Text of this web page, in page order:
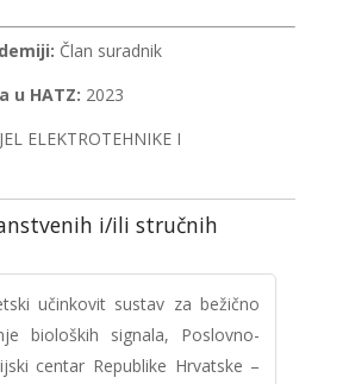
Član suradnik
u HATZ: 2023
ELEKTROTEHNIKE I
i/ili stručnih
učinkovit sustav za bežično
bioloških signala, Poslovno-
centar Republike Hrvatske –